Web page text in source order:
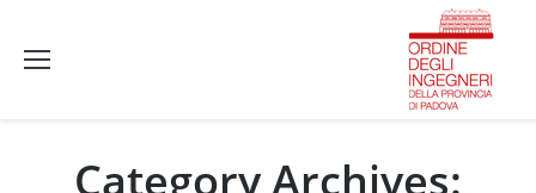
Category Archives: